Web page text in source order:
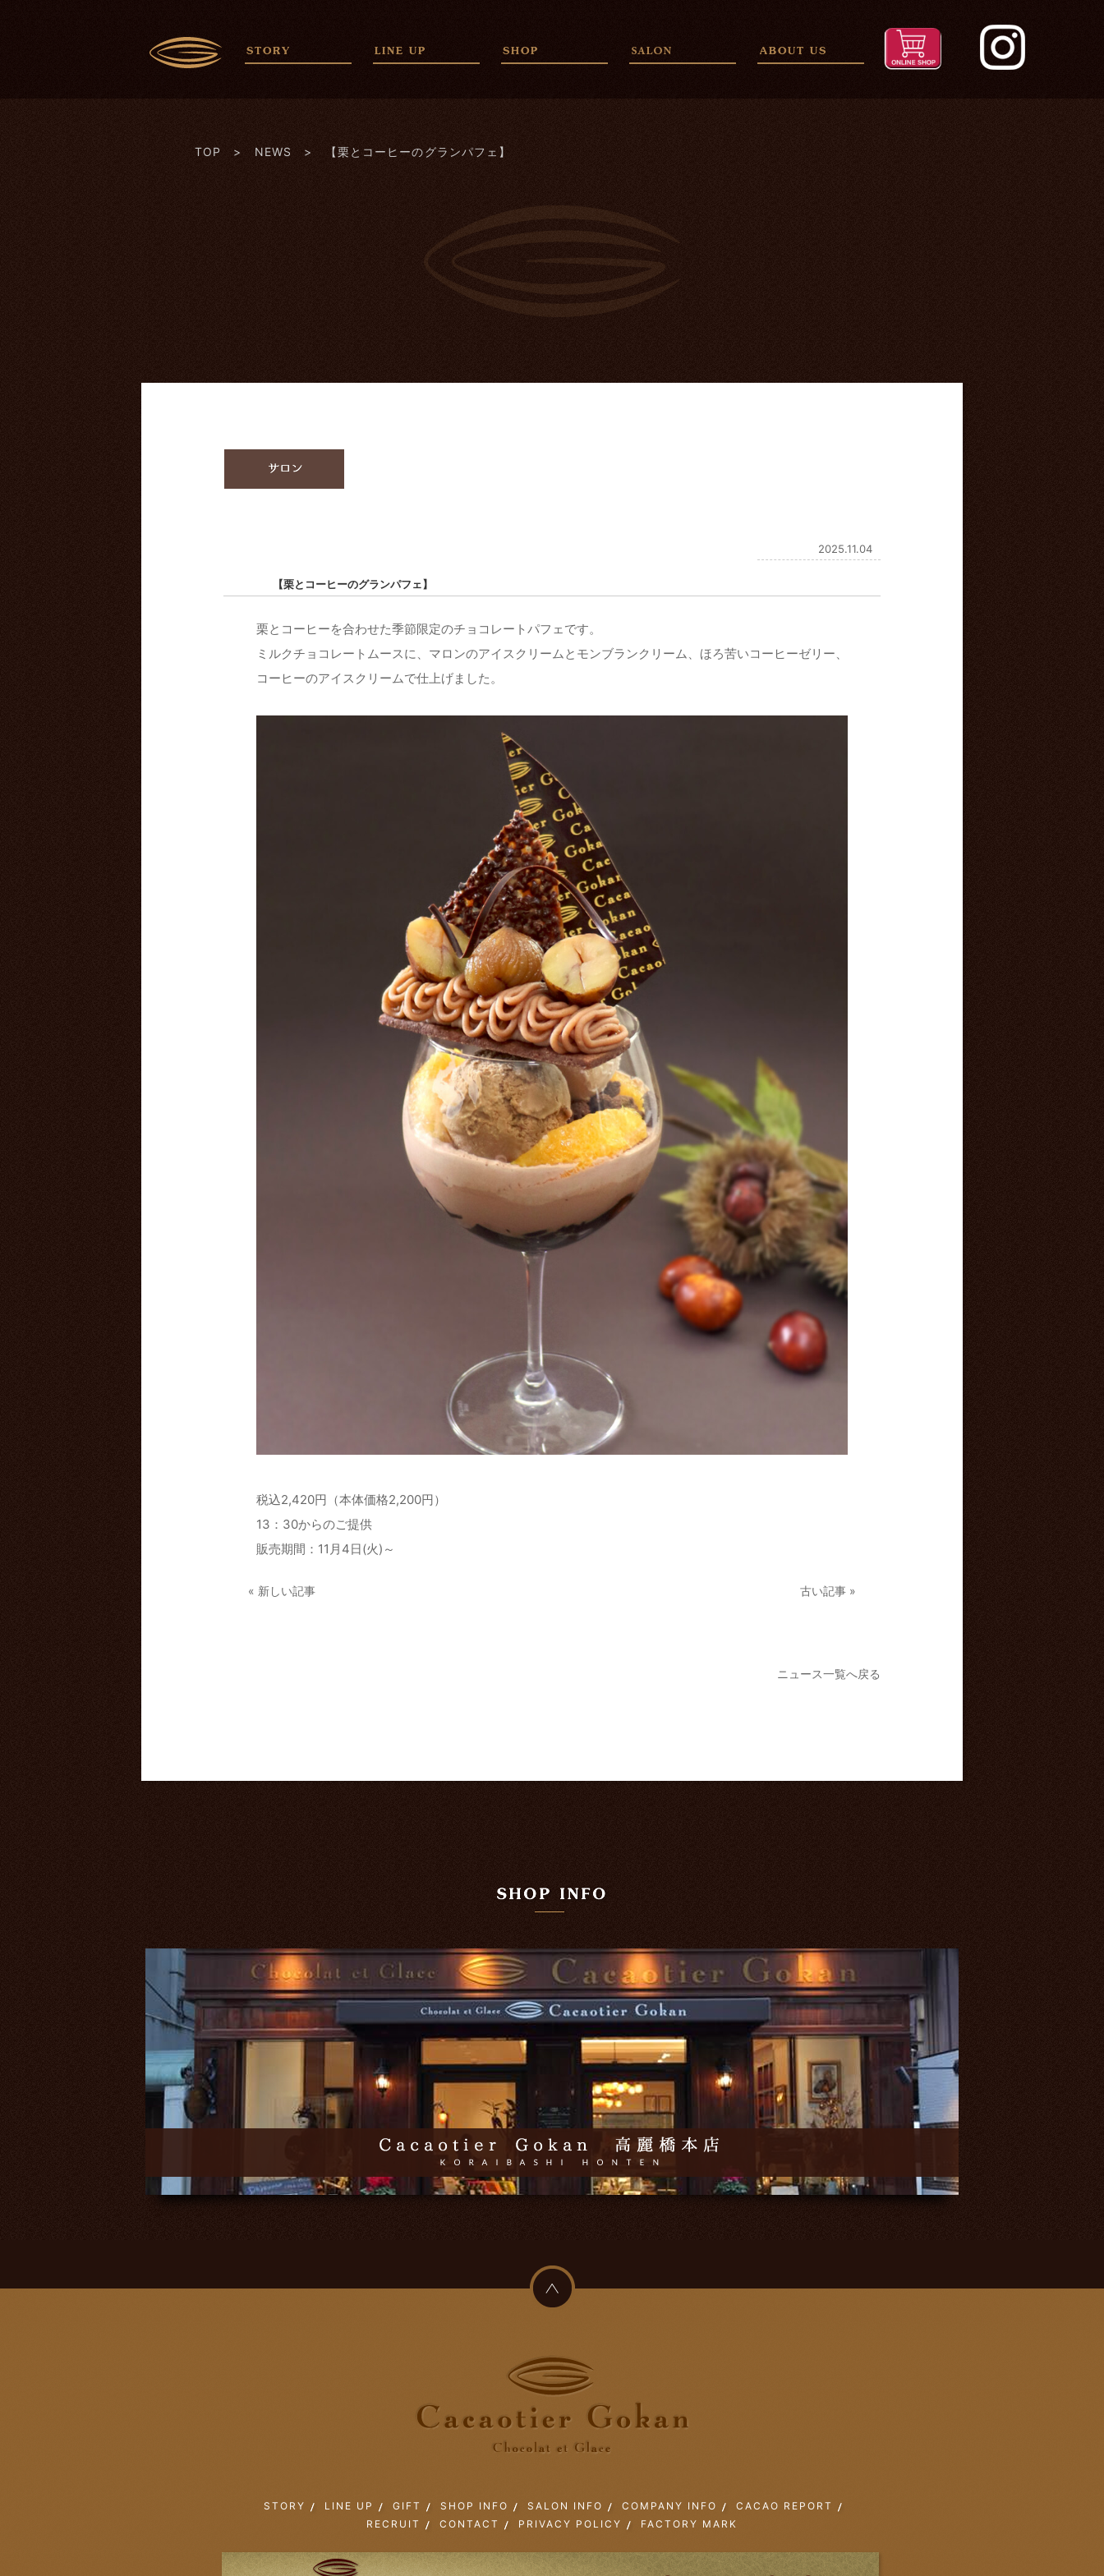
TOP > NEWS > 【栗とコーヒーのグランパフェ】
2025.11.04
【栗とコーヒーのグランパフェ】
栗とコーヒーを合わせた季節限定のチョコレートパフェです。
ミルクチョコレートムースに、マロンのアイスクリームとモンブランクリーム、ほろ苦いコーヒーゼリー、
コーヒーのアイスクリームで仕上げました。
税込2,420円（本体価格2,200円）
13：30からのご提供
販売期間：11月4日(火)～
古い記事 »
« 新しい記事
ニュース一覧へ戻る
STORY LINE UP GIFT SHOP INFO SALON INFO COMPANY INFO
CACAO REPORT
RECRUIT
CONTACT PRIVACY POLICY FACTORY MARK